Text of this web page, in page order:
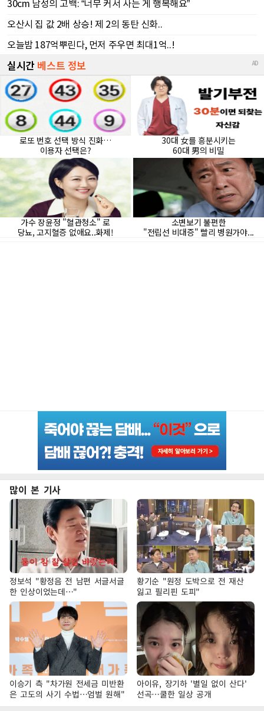
많이 본 기사
정보석 "황정음 전 남편 서글서글
한 인상이었는데…"
황기순 "원정 도박으로 전 재산
잃고 필리핀 도피"
이승기 측 "차가원 전세금 미반환
은 고도의 사기 수법…엄벌 원해"
아이유, 장기하 '별일 없이 산다'
선곡…쿨한 일상 공개